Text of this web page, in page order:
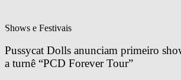
Shows e Festivais
Pussycat Dolls anunciam primeiro
a turnê “PCD Forever Tour”